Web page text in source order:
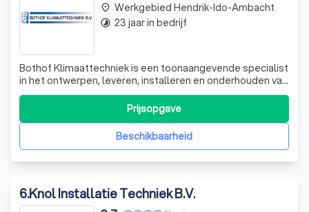
Bothof Klimaattechniek is een toonaangevende specialist
in het ontwerpen, leveren, installeren en onderhouden van
duurzame airconditioning en warmtepompinstallaties. Wij
bedienen zowel particuliere als zakelijke klanten en
bieden onze diensten ook aan collega-installateurs in
heel Nederland. OnzeBeschikbaarheid
Prijsopgave
place Werkgebied Hendrik-Ido-Ambacht
timelapse 23 jaar in bedrijf
6.Knol Installatie Techniek B.V.